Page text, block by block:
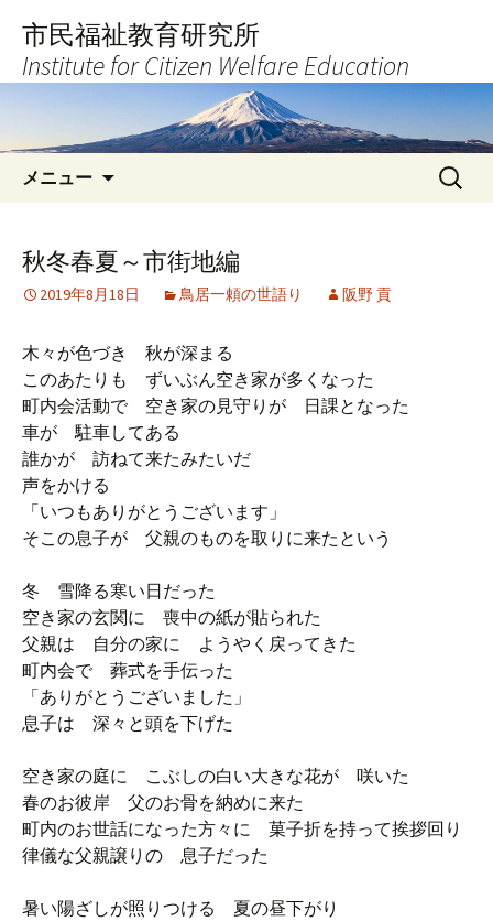
へ
キ
市民福祉教育研究所
Institute for Citizen Welfare Education
メニュー
検
索:
秋冬春夏～市街地編
2019年8月18日 鳥居一頼の世語り 阪野 貢
木々が色づき 秋が深まる
このあたりも ずいぶん空き家が多くなった
町内会活動で 空き家の見守りが 日課となった
車が 駐車してある
誰かが 訪ねて来たみたいだ
声をかける
「いつもありがとうございます」
そこの息子が 父親のものを取りに来たという
冬 雪降る寒い日だった
空き家の玄関に 喪中の紙が貼られた
父親は 自分の家に ようやく戻ってきた
町内会で 葬式を手伝った
「ありがとうございました」
息子は 深々と頭を下げた
空き家の庭に こぶしの白い大きな花が 咲いた
春のお彼岸 父のお骨を納めに来た
町内のお世話になった方々に 菓子折を持って挨拶回り
律儀な父親譲りの 息子だった
暑い陽ざしが照りつける 夏の昼下がり